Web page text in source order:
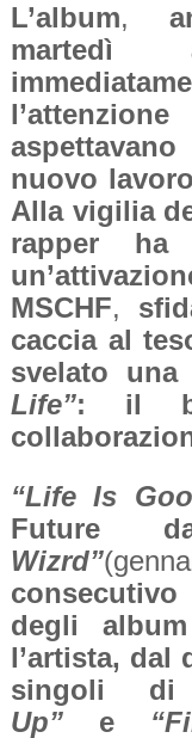
L’album,
martedì
nuovo
Alla vigilia
rapper
ha
MSCHF,
caccia al
svelato
Life”: il
“Life Is
Future
Wizrd”
degli
l’artista, dal
singoli
Up”e